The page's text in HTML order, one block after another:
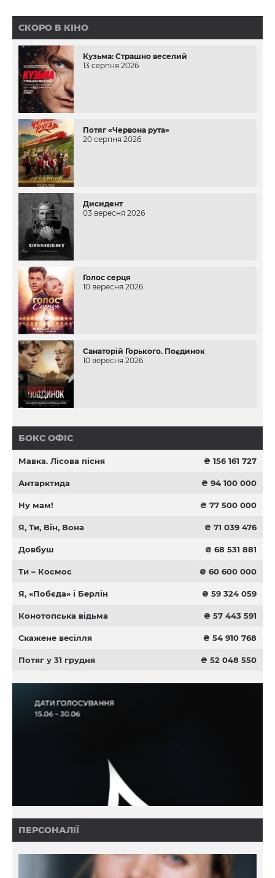
СКОРО В КІНО
Кузьма: Страшно веселий
13 серпня 2026
Потяг «Червона рута»
20 серпня 2026
Дисидент
03 вересня 2026
Голос серця
10 вересня 2026
Санаторій Горького. Поєдинок
10 вересня 2026
БОКС ОФІС
Мавка. Лісова пісня ₴ 156 161 727
Антарктида ₴ 94 100 000
Ну мам! ₴ 77 500 000
Я, Ти, Він, Вона ₴ 71 039 476
Довбуш ₴ 68 531 881
Ти – Космос ₴ 60 600 000
Я, «Побєда» і Берлін ₴ 59 324 059
Конотопська відьма ₴ 57 443 591
Скажене весілля ₴ 54 910 768
Потяг у 31 грудня ₴ 52 048 550
ПЕРСОНАЛІЇ